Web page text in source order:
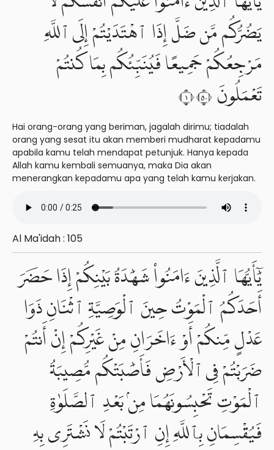
يَضُرُّكُم مَّن ضَلَّ إِذَا ٱهْتَدَيْتُمْ إِلَى ٱللَّهِ
مَرْجِعُكُمْ جَمِيعًا فَيُنَبِّئُكُم بِمَا كُنتُمْ
تَعْمَلُونَ ١٠٥
Hai orang-orang yang beriman, jagalah dirimu; tiadalah
orang yang sesat itu akan memberi mudharat kepadamu
apabila kamu telah mendapat petunjuk. Hanya kepada
Allah kamu kembali semuanya, maka Dia akan
menerangkan kepadamu apa yang telah kamu kerjakan.
Al Ma'idah : 105
يَٰٓأَيُّهَا ٱلَّذِينَ ءَامَنُوا۟ شَهَٰدَةُ بَيْنِكُمْ إِذَا حَضَرَ
أَحَدَكُمُ ٱلْمَوْتُ حِينَ ٱلْوَصِيَّةِ ٱثْنَانِ ذَوَا
عَدْلٍ مِّنكُمْ أَوْ ءَاخَرَانِ مِنْ غَيْرِكُمْ إِنْ أَنتُمْ
ضَرَبْتُمْ فِى ٱلْأَرْضِ فَأَصَٰبَتْكُم مُّصِيبَةُ
ٱلْمَوْتِ تَحْبِسُونَهُمَا مِنۢ بَعْدِ ٱلصَّلَوٰةِ
فَيُقْسِمَانِ بِٱللَّهِ إِنِ ٱرْتَبْتُمْ لَا نَشْتَرِى بِهِۦ